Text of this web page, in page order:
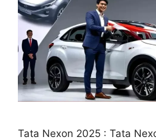
Tata Nexon 2025 : Tata